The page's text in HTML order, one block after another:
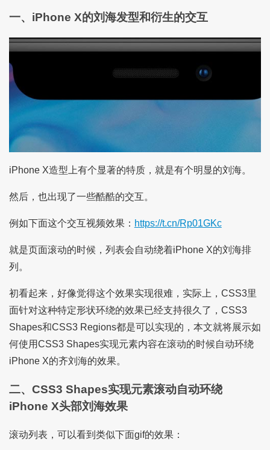
一、iPhone X的刘海发型和衍生的交互
iPhone X造型上有个显著的特质，就是有个明显的刘海。
然后，也出现了一些酷酷的交互。
例如下面这个交互视频效果： https://t.cn/Rp01GKc
就是页面滚动的时候，列表会自动绕着iPhone X的刘海排
列。
初看起来，好像觉得这个效果实现很难，实际上，CSS3里
面针对这种特定形状环绕的效果已经支持很久了，CSS3
Shapes和CSS3 Regions都是可以实现的，本文就将展示如
何使用CSS3 Shapes实现元素内容在滚动的时候自动环绕
iPhone X的齐刘海的效果。
二、CSS3 Shapes实现元素滚动自动环绕
iPhone X头部刘海效果
滚动列表，可以看到类似下面gif的效果：